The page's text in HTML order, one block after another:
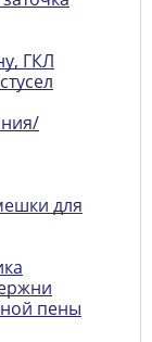
ГКЛ
для
пены